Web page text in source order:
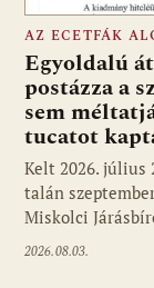
AZ ECETFÁK
Egyoldalú
postázza a
sem
tucatot
Kelt 2026. július
talán
Miskolci
2026.08.03.